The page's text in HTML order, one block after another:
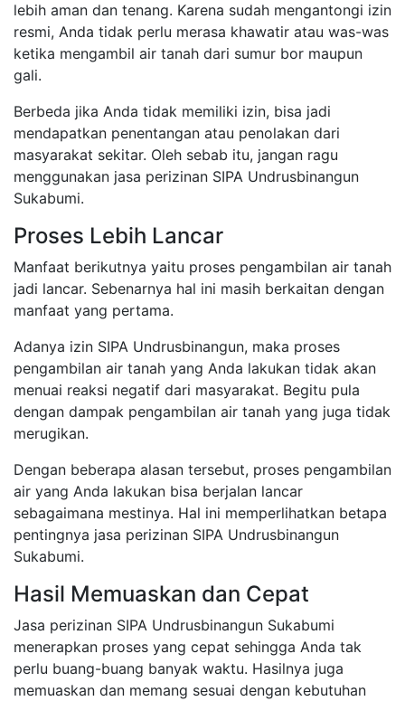
lebih aman dan tenang. Karena sudah mengantongi izin
resmi, Anda tidak perlu merasa khawatir atau was-was
ketika mengambil air tanah dari sumur bor maupun
gali.
Berbeda jika Anda tidak memiliki izin, bisa jadi
mendapatkan penentangan atau penolakan dari
masyarakat sekitar. Oleh sebab itu, jangan ragu
menggunakan jasa perizinan SIPA Undrusbinangun
Sukabumi.
Proses Lebih Lancar
Manfaat berikutnya yaitu proses pengambilan air tanah
jadi lancar. Sebenarnya hal ini masih berkaitan dengan
manfaat yang pertama.
Adanya izin SIPA Undrusbinangun, maka proses
pengambilan air tanah yang Anda lakukan tidak akan
menuai reaksi negatif dari masyarakat. Begitu pula
dengan dampak pengambilan air tanah yang juga tidak
merugikan.
Dengan beberapa alasan tersebut, proses pengambilan
air yang Anda lakukan bisa berjalan lancar
sebagaimana mestinya. Hal ini memperlihatkan betapa
pentingnya jasa perizinan SIPA Undrusbinangun
Sukabumi.
Hasil Memuaskan dan Cepat
Jasa perizinan SIPA Undrusbinangun Sukabumi
menerapkan proses yang cepat sehingga Anda tak
perlu buang-buang banyak waktu. Hasilnya juga
memuaskan dan memang sesuai dengan kebutuhan